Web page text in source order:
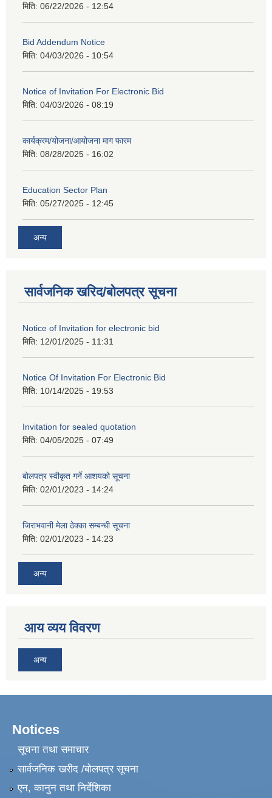
मिति: 06/22/2026 - 12:54
Bid Addendum Notice
मिति: 04/03/2026 - 10:54
Notice of Invitation For Electronic Bid
मिति: 04/03/2026 - 08:19
कार्यक्रम/योजना/आयोजना माग फारम
मिति: 08/28/2025 - 16:02
Education Sector Plan
मिति: 05/27/2025 - 12:45
अन्य
सार्वजनिक खरिद/बोलपत्र सूचना
Notice of Invitation for electronic bid
मिति: 12/01/2025 - 11:31
Notice Of Invitation For Electronic Bid
मिति: 10/14/2025 - 19:53
Invitation for sealed quotation
मिति: 04/05/2025 - 07:49
बोलपत्र स्वीकृत गर्ने आशयको सूचना
मिति: 02/01/2023 - 14:24
जिराभवानी मेला ठेक्का सम्बन्धी सूचना
मिति: 02/01/2023 - 14:23
अन्य
आय व्यय विवरण
अन्य
Notices
सूचना तथा समाचार
सार्वजनिक खरीद /बोलपत्र सूचना
एन, कानुन तथा निर्देशिका